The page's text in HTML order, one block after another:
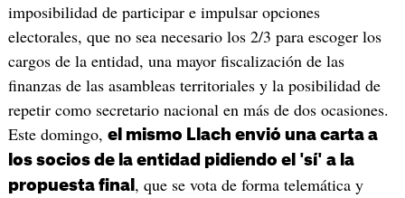
imposibilidad de participar e impulsar opciones
electorales, que no sea necesario los 2/3 para escoger los
cargos de la entidad, una mayor fiscalización de las
finanzas de las asambleas territoriales y la posibilidad de
repetir como secretario nacional en más de dos ocasiones.
Este domingo, el mismo Llach envió una carta a
los socios de la entidad pidiendo el 'sí' a la
propuesta final , que se vota de forma telemática y